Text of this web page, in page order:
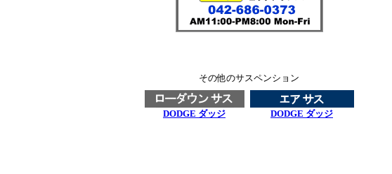
その他のサスペンション
DODGE ダッジ DODGE ダッジ